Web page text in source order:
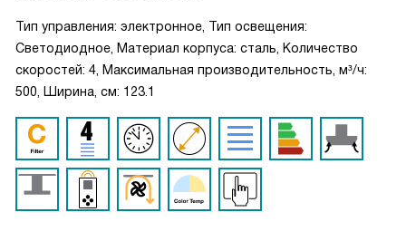
Тип управления: электронное, Тип освещения:
Светодиодное, Материал корпуса: сталь, Количество
скоростей: 4, Максимальная производительность, м³/ч:
500, Ширина, см: 123.1